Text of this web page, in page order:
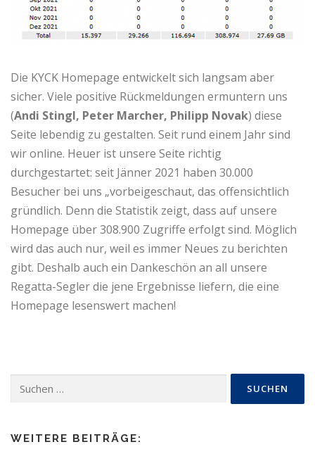
Die KYCK Homepage entwickelt sich langsam aber
sicher. Viele positive Rückmeldungen ermuntern uns
(Andi Stingl, Peter Marcher, Philipp Novak) diese
Seite lebendig zu gestalten. Seit rund einem Jahr sind
wir online. Heuer ist unsere Seite richtig
durchgestartet: seit Jänner 2021 haben 30.000
Besucher bei uns „vorbeigeschaut, das offensichtlich
gründlich. Denn die Statistik zeigt, dass auf unsere
Homepage über 308.900 Zugriffe erfolgt sind. Möglich
wird das auch nur, weil es immer Neues zu berichten
gibt. Deshalb auch ein Dankeschön an all unsere
Regatta-Segler die jene Ergebnisse liefern, die eine
Homepage lesenswert machen!
nach:
WEITERE BEITRÄGE: